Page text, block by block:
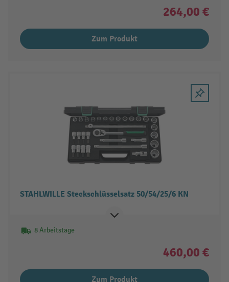
264,00 €
Zum Produkt
STAHLWILLE Steckschlüsselsatz 50/54/25/6 KN
8 Arbeitstage
460,00 €
Zum Produkt